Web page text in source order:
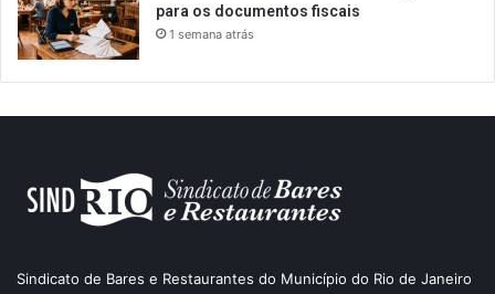
para os documentos fiscais
1 semana atrás
Sindicato de Bares e Restaurantes do Município do Rio de Janeiro